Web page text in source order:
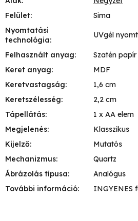
Felület:
Sima
Nyomtatási
technológia:
UVgél
Felhasznált anyag:
Szatén
Keret anyag:
MDF
Keretvastagság:
1,6 cm
Keretszélesség:
2,2 cm
Tápellátás:
1 x AA elem
Megjelenés:
Klasszikus
Kijelző:
Mutatós
Mechanizmus:
Quartz
Ábrázolás típusa:
Analógus
További információ: INGYENES